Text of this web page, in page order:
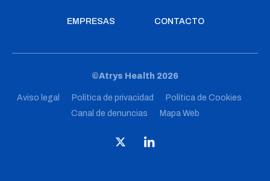
EMPRESAS CONTACTO
©Atrys Health 2026
Aviso legal Política de privacidad
Política de Cookies
Canal de denuncias
Mapa Web